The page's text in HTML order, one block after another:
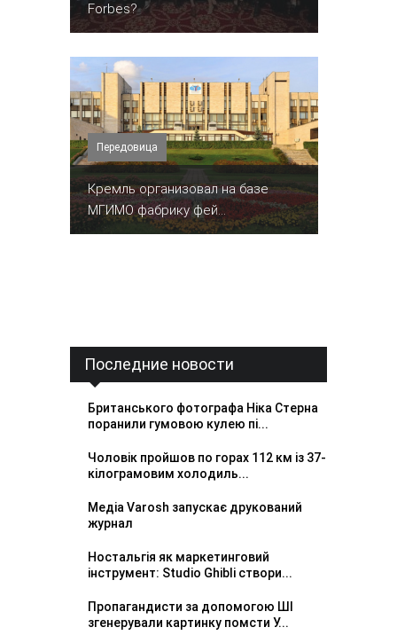
Forbes?
Передовица
Кремль организовал на базе
МГИМО фабрику фей...
Последние новости
Британського фотографа Ніка Стерна
поранили гумовою кулею пі...
Чоловік пройшов по горах 112 км із 37-
кілограмовим холодиль...
Медіа Varosh запускає друкований
журнал
Ностальгія як маркетинговий
інструмент: Studio Ghibli створи...
Пропагандисти за допомогою ШІ
згенерували картинку помсти У...